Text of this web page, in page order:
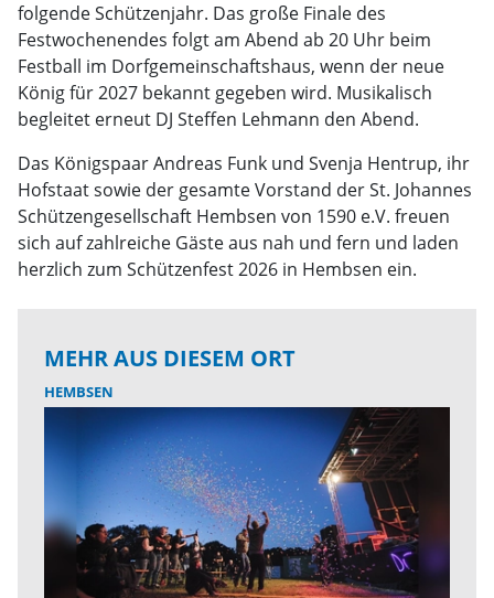
folgende Schützenjahr. Das große Finale des
Festwochenendes folgt am Abend ab 20 Uhr beim
Festball im Dorfgemeinschaftshaus, wenn der neue
König für 2027 bekannt gegeben wird. Musikalisch
begleitet erneut DJ Steffen Lehmann den Abend.
Das Königspaar Andreas Funk und Svenja Hentrup, ihr
Hofstaat sowie der gesamte Vorstand der St. Johannes
Schützengesellschaft Hembsen von 1590 e.V. freuen
sich auf zahlreiche Gäste aus nah und fern und laden
herzlich zum Schützenfest 2026 in Hembsen ein.
MEHR AUS DIESEM ORT
HEMBSEN